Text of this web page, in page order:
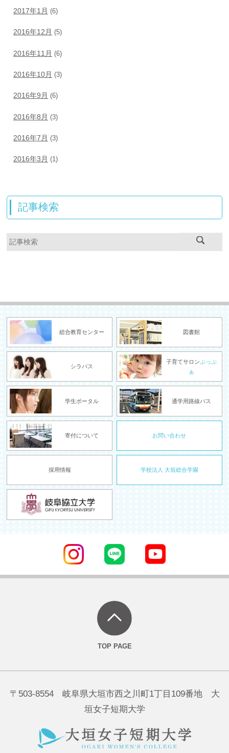
2017年1月 (6)
2016年12月 (5)
2016年11月 (6)
2016年10月 (3)
2016年9月 (6)
2016年8月 (3)
2016年7月 (3)
2016年3月 (1)
記事検索
総合教育センター 図書館
シラバス
子育てサロンぷっぷ
ぁ
学生ポータル 通学用路線バス
寄付について お問い合わせ
採用情報 学校法人 大垣総合学園
〒503-8554 岐阜県大垣市西之川町1丁目109番地 大
垣女子短期大学